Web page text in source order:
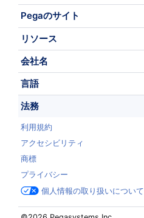
Pegaのサイト
リソース
会社名
言語
法務
利用規約
アクセシビリティ
商標
プライバシー
個人情報の取り扱いについて